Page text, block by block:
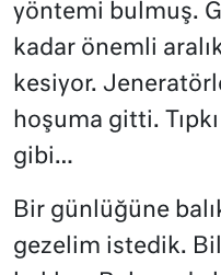
yöntemi bulmuş.
kadar önemli
kesiyor.
hoşuma gitti.
gibi…
Bir günlüğüne
gezelim istedik.